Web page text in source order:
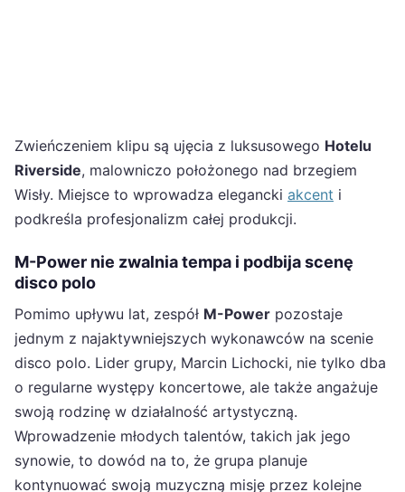
Zwieńczeniem klipu są ujęcia z luksusowego Hotelu
Riverside, malowniczo położonego nad brzegiem
Wisły. Miejsce to wprowadza elegancki akcent i
podkreśla profesjonalizm całej produkcji.
M-Power nie zwalnia tempa i podbija scenę
disco polo
Pomimo upływu lat, zespół M-Power pozostaje
jednym z najaktywniejszych wykonawców na scenie
disco polo. Lider grupy, Marcin Lichocki, nie tylko dba
o regularne występy koncertowe, ale także angażuje
swoją rodzinę w działalność artystyczną.
Wprowadzenie młodych talentów, takich jak jego
synowie, to dowód na to, że grupa planuje
kontynuować swoją muzyczną misję przez kolejne